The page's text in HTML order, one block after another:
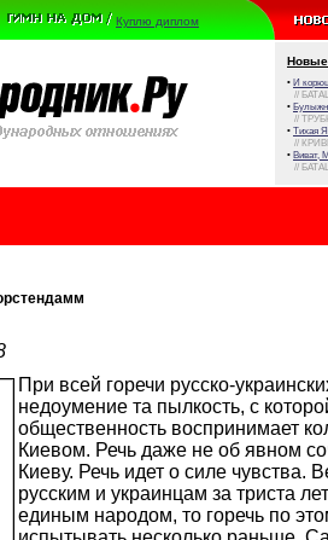
Куплю диплом
Новые
• И
//
•
//
• Тихая
//
• Виват,
//
При всей горечи русско-
недоумение та пылкость, с
общественность воспринимает
Киевом. Речь даже не об явном
Киеву. Речь идет о силе чувства.
русским и украинцам за триста
единым народом, то горечь по